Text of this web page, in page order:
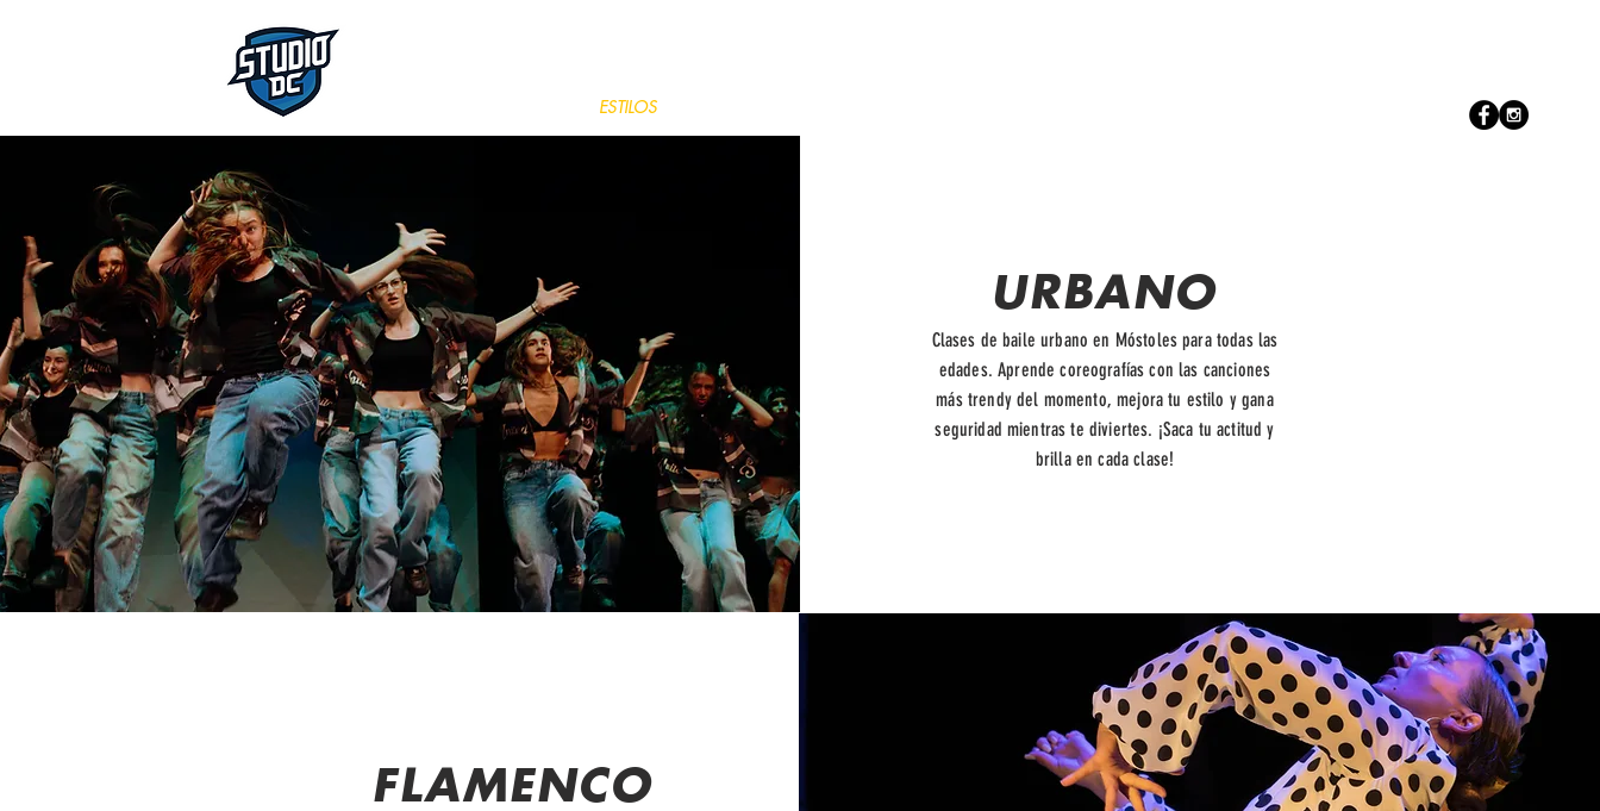
ESTILOS
URBANO
Clases de baile urbano en Móstoles para todas las
edades. Aprende coreografías con las canciones
más trendy del momento, mejora tu estilo y gana
seguridad mientras te diviertes. ¡Saca tu actitud y
brilla en cada clase!
FLAMENCO